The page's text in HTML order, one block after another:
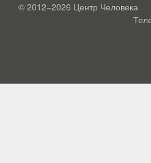
© 2012–2026 Центр Человека